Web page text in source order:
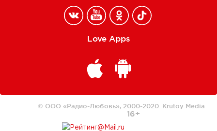
Love Apps
© ООО «Радио-Любовь», 2000-2020. Krutoy Media
16+